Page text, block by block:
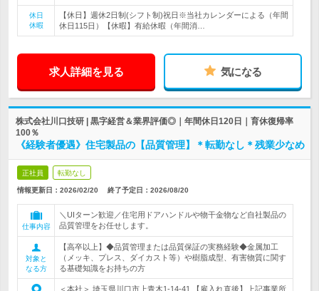
休日
休暇
【休日】週休2日制(シフト制)祝日※当社カレンダーによる（年間
休日115日）【休暇】有給休暇（年間消…
求人詳細を見る 気になる
株式会社川口技研 | 黒字経営＆業界評価◎｜年間休日120日｜育休復帰率
100％
《経験者優遇》住宅製品の【品質管理】＊転勤なし＊残業少なめ
正社員 転勤なし
情報更新日：2026/02/20 終了予定日： 2026/08/20
仕事内容
＼UIターン歓迎／住宅用ドアハンドルや物干金物など自社製品の
品質管理をお任せします。
対象と
なる方
【高卒以上】◆品質管理または品質保証の実務経験◆金属加工
（メッキ、プレス、ダイカスト等）や樹脂成型、有害物質に関す
る基礎知識をお持ちの方
＜本社＞ 埼玉県川口市上青木1-14-41 【雇入れ直後】上記事業所